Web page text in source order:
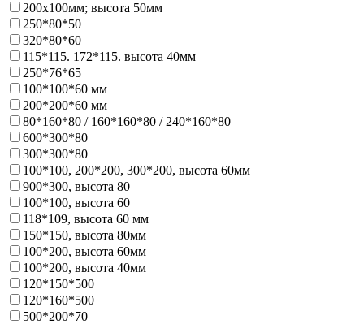
200х100мм; высота 50мм
250*80*50
320*80*60
115*115. 172*115. высота 40мм
250*76*65
100*100*60 мм
200*200*60 мм
80*160*80 / 160*160*80 / 240*160*80
600*300*80
300*300*80
100*100, 200*200, 300*200, высота 60мм
900*300, высота 80
100*100, высота 60
118*109, высота 60 мм
150*150, высота 80мм
100*200, высота 60мм
100*200, высота 40мм
120*150*500
120*160*500
500*200*70